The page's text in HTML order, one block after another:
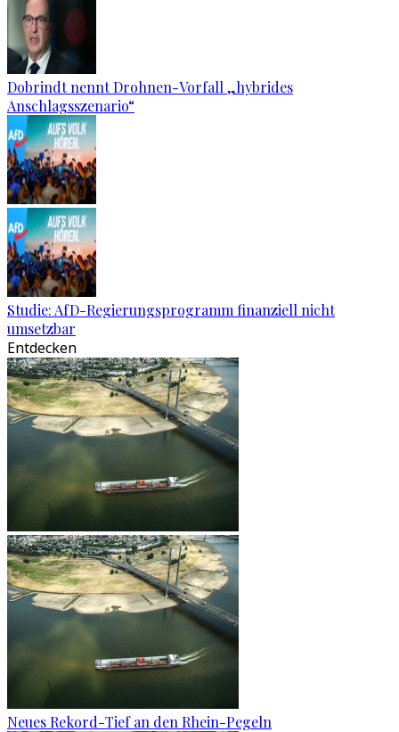
Dobrindt nennt Drohnen-Vorfall „hybrides
Anschlagsszenario“
Studie: AfD-Regierungsprogramm finanziell nicht
umsetzbar
Entdecken
Neues Rekord-Tief an den Rhein-Pegeln